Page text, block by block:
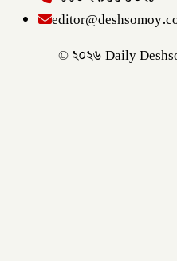
© ২০২৬ Daily